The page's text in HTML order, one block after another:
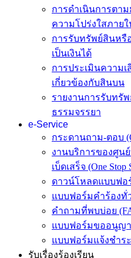
การดำเนินการตา
ความโปร่งใสภาย
การรับทรัพย์สินห
เป็นเงินได้
การประเมินความ
เกี่ยวข้องกับสินบน
รายงานการรับทรั
ธรรมจรรยา
e-Service
กระดานถาม-ตอบ
งานบริการของศูน
เบ็ดเสร็จ (One Stop
ดาวน์โหลดแบบฟอ
แบบฟอร์มคำร้องทั่
คำถามที่พบบ่อย
แบบฟอร์มขออนูญา
แบบฟอร์มแจ้งชำร
รับเรื่องร้องเรียน